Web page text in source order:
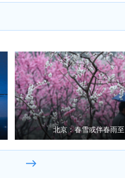
北京：春雪或伴春雨至